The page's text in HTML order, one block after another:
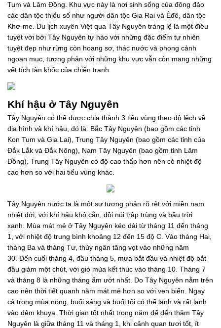
Tum và Lâm Đồng. Khu vực này là nơi sinh sống của đông đảo
các dân tộc thiểu số như người dân tộc Gia Rai và Êđê, dân tộc
Khơ-me. Du lịch xuyên Việt qua Tây Nguyên tráng lệ là một điều
tuyệt vời bởi Tây Nguyên tự hào với những đặc điểm tự nhiên
tuyệt đẹp như rừng còn hoang sơ, thác nước và phong cảnh
ngoạn mục, tương phản với những khu vực vẫn còn mang những
vết tích tàn khốc của chiến tranh.
Khí hậu ở Tây Nguyên
Tây Nguyên có thể được chia thành 3 tiểu vùng theo độ lệch về
địa hình và khí hậu, đó là: Bắc Tây Nguyên (bao gồm các tỉnh
Kon Tum và Gia Lai), Trung Tây Nguyên (bao gồm các tỉnh của
Đắk Lắk và Đắk Nông), Nam Tây Nguyên (bao gồm tỉnh Lâm
Đồng). Trung Tây Nguyên có độ cao thấp hơn nên có nhiệt độ
cao hơn so với hai tiểu vùng khác.
Tây Nguyên nước ta là một sự tương phản rõ rệt với miền nam
nhiệt đới, với khí hậu khô cằn, đồi núi trập trùng và bầu trời
xanh. Mùa mát mẻ ở Tây Nguyên kéo dài từ tháng 11 đến tháng
1, với nhiệt độ trung bình khoảng 12 đến 15 độ C. Vào tháng Hai,
tháng Ba và tháng Tư, thủy ngân tăng vọt vào những năm
30. Đến cuối tháng 4, đầu tháng 5, mưa bắt đầu và nhiệt độ bắt
đầu giảm một chút, với gió mùa kết thúc vào tháng 10. Tháng 7
và tháng 8 là những tháng ẩm ướt nhất. Do Tây Nguyên nằm trên
cao nên thời tiết quanh năm mát mẻ hơn so với ven biển. Ngay
cả trong mùa nóng, buổi sáng và buổi tối có thể lạnh và rất lạnh
vào đêm khuya. Thời gian tốt nhất trong năm để đến thăm Tây
Nguyên là giữa tháng 11 và tháng 1, khi cảnh quan tươi tốt, ít